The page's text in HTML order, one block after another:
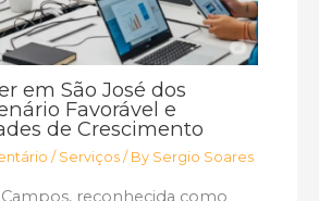
em São José dos
Favorável e
de Crescimento
/ Serviços / By Sergio Soares
Campos, reconhecida como